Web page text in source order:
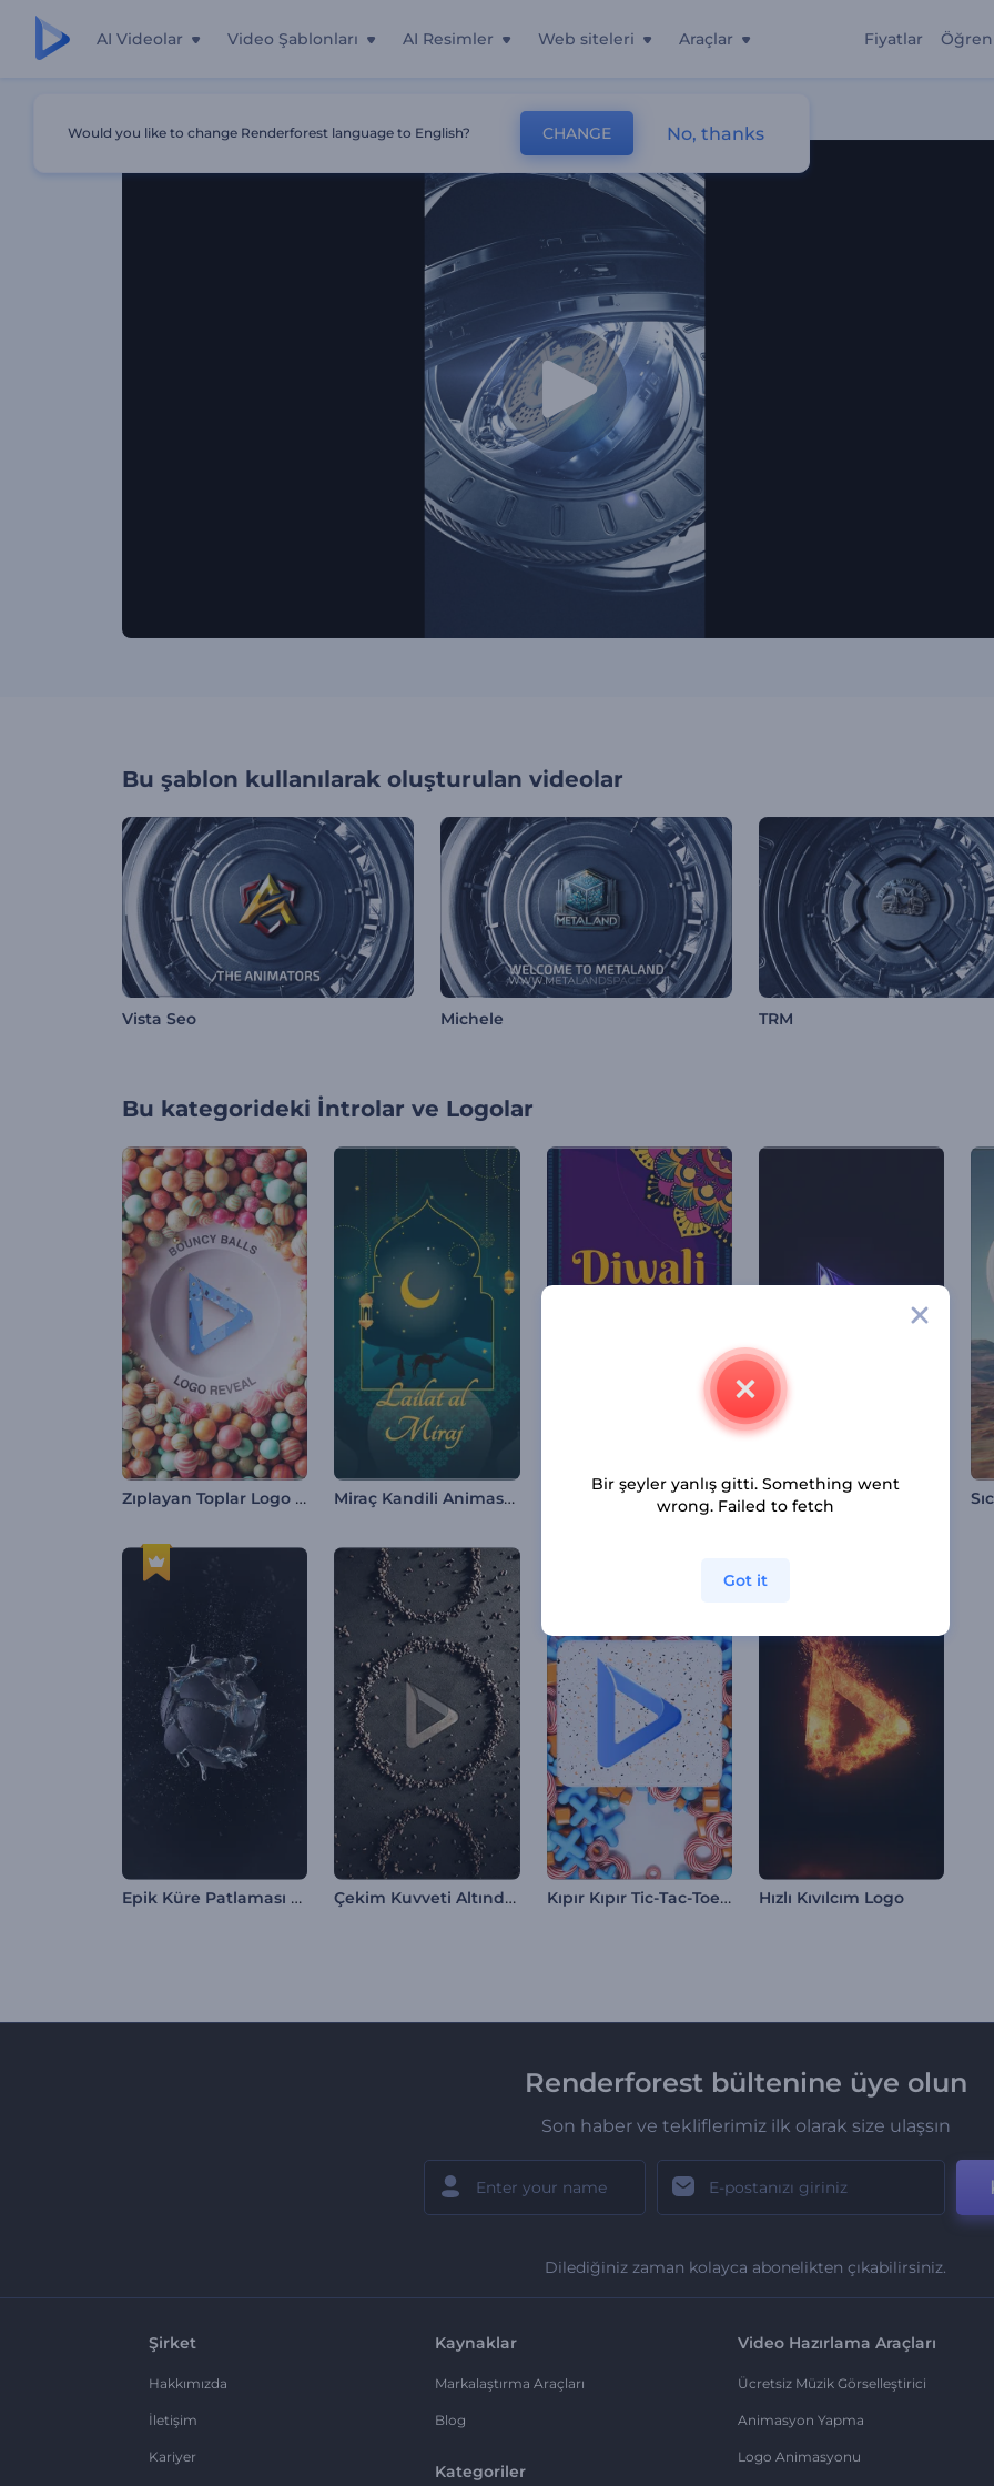
AI Videolar Video Şablonları AI Resimler Web siteleri Araçlar Fiyatlar Öğren
Bu şablon kullanılarak oluşturulan videolar
Vista Seo Michele TRM
Bu kategorideki İntrolar ve Logolar
Zıplayan Toplar Logo Gösterimi Miraç Kandili Animasyonları Divali Tebrik Animasyonları Neon Vice City İntro
Epik Küre Patlaması Logo Çekim Kuvveti Altındaki Taşlar Giriş Videosu Kıpır Kıpır Tic-Tac-Toe İntro Hızlı Kıvılcım Logo
Renderforest bültenine üye olun
Son haber ve tekliflerimiz ilk olarak size ulaşsın
Dilediğiniz zaman kolayca abonelikten çıkabilirsiniz.
Şirket
Hakkımızda
İletişim
Kariyer
Kaynaklar
Markalaştırma Araçları
Blog
Kategoriler
Video Hazırlama Araçları
Ücretsiz Müzik Görselleştirici
Animasyon Yapma
Logo Animasyonu
Would you like to change Renderforest language to English? CHANGE No, thanks
Bir şeyler yanlış gitti. Something went
wrong. Failed to fetch
Got it